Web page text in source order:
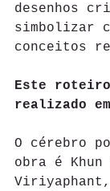
desenhos
simbolizar
conceitos
Este
realizado
O cérebro
obra é Khun
Viriyaphant,